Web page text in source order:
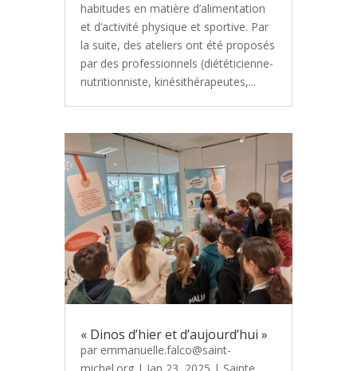
habitudes en matière d’alimentation
et d’activité physique et sportive. Par
la suite, des ateliers ont été proposés
par des professionnels (diététicienne-
nutritionniste, kinésithérapeutes,...
« Dinos d’hier et d’aujourd’hui »
par emmanuelle.falco@saint-